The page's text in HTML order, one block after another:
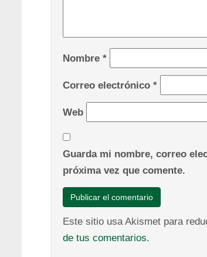
Nombre *
Correo electrónico *
Web
Guarda mi nombre, correo
próxima vez que comente.
Este sitio usa Akismet para
de tus comentarios.